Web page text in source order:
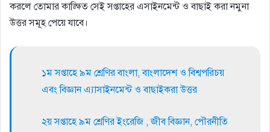
করলে তোমার কাঙ্ক্ষিত সেই সপ্তাহের এসাইনমেন্ট ও বাছাই করা নমুনা
উত্তর সমূহ পেয়ে যাবে।
১ম সপ্তাহে ৯ম শ্রেণির বাংলা, বাংলাদেশ ও বিশ্বপরিচয়
এবং বিজ্ঞান এ্যাসাইনমেন্ট ও বাছাইকরা উত্তর
২য় সপ্তাহে ৯ম শ্রেণির ইংরেজি , জীব বিজ্ঞান, পৌরনীতি